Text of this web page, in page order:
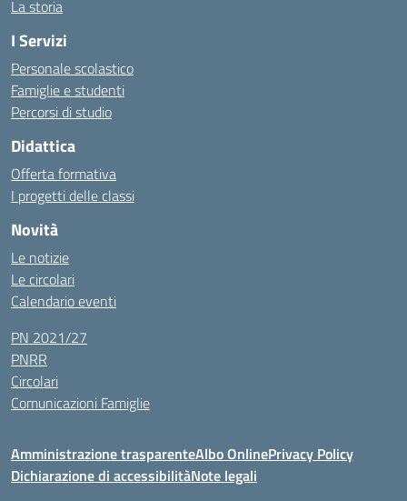
La storia
I Servizi
Personale scolastico
Famiglie e studenti
Percorsi di studio
Didattica
Offerta formativa
I progetti delle classi
Novità
Le notizie
Le circolari
Calendario eventi
PN 2021/27
PNRR
Circolari
Comunicazioni Famiglie
Amministrazione trasparenteAlbo OnlinePrivacy Policy
Dichiarazione di accessibilitàNote legali